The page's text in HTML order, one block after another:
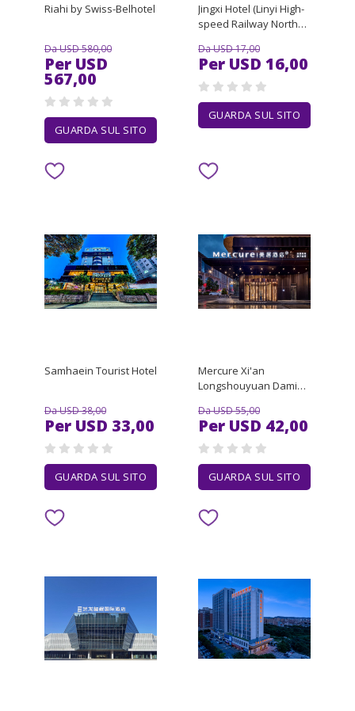
Riahi by Swiss-Belhotel
Da USD 580,00
Per USD
567,00
GUARDA SUL SITO
Jingxi Hotel (Linyi High-
speed Railway North
Da USD 17,00
Per USD 16,00
GUARDA SUL SITO
Samhaein Tourist Hotel
Da USD 38,00
Per USD 33,00
GUARDA SUL SITO
Mercure Xi'an
Longshouyuan Daming
Da USD 55,00
Per USD 42,00
GUARDA SUL SITO